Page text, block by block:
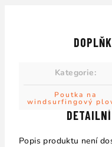
Popis produktu není
Kategorie:
Poutka na
windsurfingový